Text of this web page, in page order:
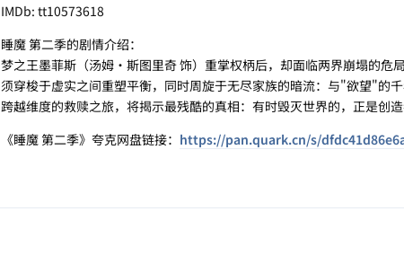
IMDb: tt10573618
睡魔 第二季的剧情介绍：
梦之王墨菲斯（汤姆·斯图里奇 饰）重掌权柄后，却面临两界崩塌的
须穿梭于虚实之间重塑平衡，同时周旋于无尽家族的暗流：与"欲望"的
跨越维度的救赎之旅，将揭示最残酷的真相：有时毁灭世界的，正是创造
《睡魔 第二季》夸克网盘链接： https://pan.quark.cn/s/